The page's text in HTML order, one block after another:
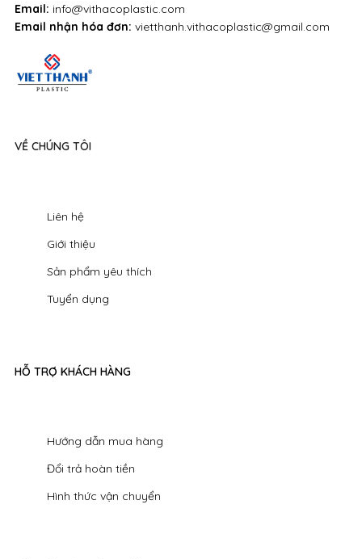
VỀ CHÚNG TÔI
Liên hệ
Giới thiệu
Sản phẩm yêu thích
Tuyển dụng
HỖ TRỢ KHÁCH HÀNG
Hướng dẫn mua hàng
Đổi trả hoàn tiền
Hình thức vận chuyển
Email: info@vithacoplastic.com
Email nhận hóa đơn: vietthanh.vithacoplastic@gmail.com